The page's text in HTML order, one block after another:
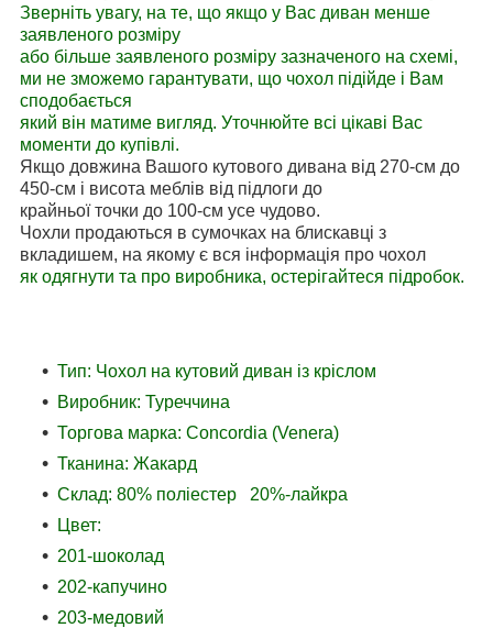
Зверніть увагу, на те, що якщо у Вас диван менше
заявленого розміру
або більше заявленого розміру зазначеного на схемі,
ми не зможемо гарантувати, що чохол підійде і Вам
сподобається
який він матиме вигляд. Уточнюйте всі цікаві Вас
моменти до купівлі.
Якщо довжина Вашого кутового дивана від 270-см до
450-см і висота меблів від підлоги до
крайньої точки до 100-см усе чудово.
Чохли продаються в сумочках на блискавці з
вкладишем, на якому є вся інформація про чохол
як одягнути та про виробника, остерігайтеся підробок.
Тип: Чохол на кутовий диван із кріслом
Виробник: Туреччина
Торгова марка: Concordia (Venera)
Тканина: Жакард
Склад: 80% поліестер 20%-лайкра
Цвет:
201-шоколад
202-капучино
203-медовий